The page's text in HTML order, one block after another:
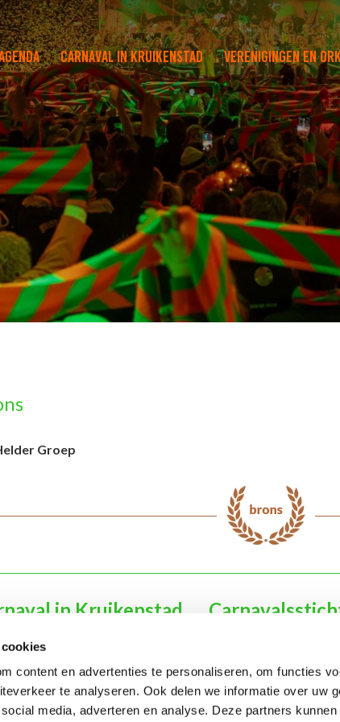
content en advertenties te personaliseren, om functies
te analyseren. Ook delen we informatie over uw
media, adverteren en analyse. Deze partners
Carnaval in Kruikenstad Verenigingen en
Groep
in Kruikenstad
Kruikenstad
& scholen
Kruikenstad
Verenigingen &
Contact